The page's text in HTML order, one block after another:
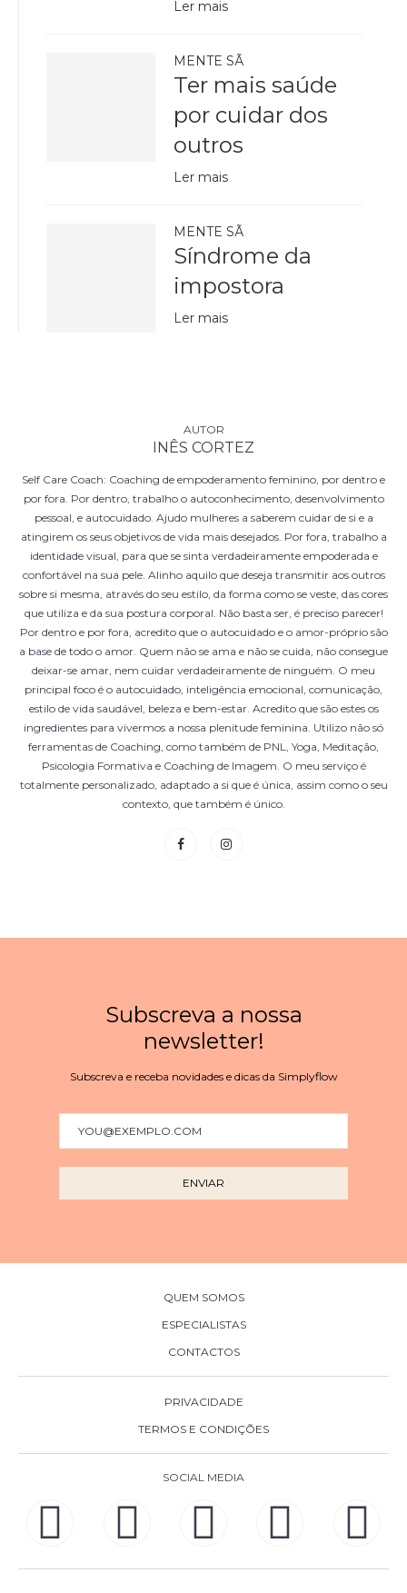
Ler mais
MENTE SÃ
Ter mais saúde
por cuidar dos
outros
Ler mais
MENTE SÃ
Síndrome da
impostora
Ler mais
INÊS CORTEZ
Self Care Coach: Coaching de empoderamento feminino, por dentro e
por fora. Por dentro, trabalho o autoconhecimento, desenvolvimento
pessoal, e autocuidado. Ajudo mulheres a saberem cuidar de si e a
atingirem os seus objetivos de vida mais desejados. Por fora, trabalho a
identidade visual, para que se sinta verdadeiramente empoderada e
confortável na sua pele. Alinho aquilo que deseja transmitir aos outros
sobre si mesma, através do seu estilo, da forma como se veste, das cores
que utiliza e da sua postura corporal. Não basta ser, é preciso parecer!
Por dentro e por fora, acredito que o autocuidado e o amor-próprio são
a base de todo o amor. Quem não se ama e não se cuida, não consegue
deixar-se amar, nem cuidar verdadeiramente de ninguém. O meu
principal foco é o autocuidado, inteligência emocional, comunicação,
estilo de vida saudável, beleza e bem-estar. Acredito que são estes os
ingredientes para vivermos a nossa plenitude feminina. Utilizo não só
ferramentas de Coaching, como também de PNL, Yoga, Meditação,
Psicologia Formativa e Coaching de Imagem. O meu serviço é
totalmente personalizado, adaptado a si que é única, assim como o seu
contexto, que também é único.
Subscreva a nossa
newsletter!
Subscreva e receba novidades e dicas da Simplyflow
QUEM SOMOS
ESPECIALISTAS
CONTACTOS
PRIVACIDADE
TERMOS E CONDIÇÕES
SOCIAL MEDIA